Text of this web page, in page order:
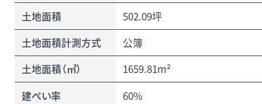
土地面積
502.09坪
土地面積計測方式
公簿
土地面積（㎡）
1659.81m²
建ぺい率
60%